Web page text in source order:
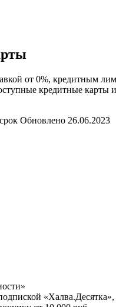
от 0%, кредитным
кредитные карты
Обновлено 26.06.2023